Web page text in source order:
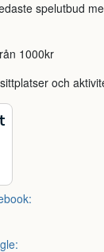
spelutbud
1000kr
och